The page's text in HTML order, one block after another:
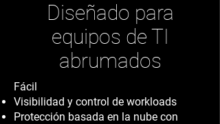
Diseñado para
equipos de TI
abrumados
Fácil
Visibilidad y control de workloads
Protección basada en la nube con